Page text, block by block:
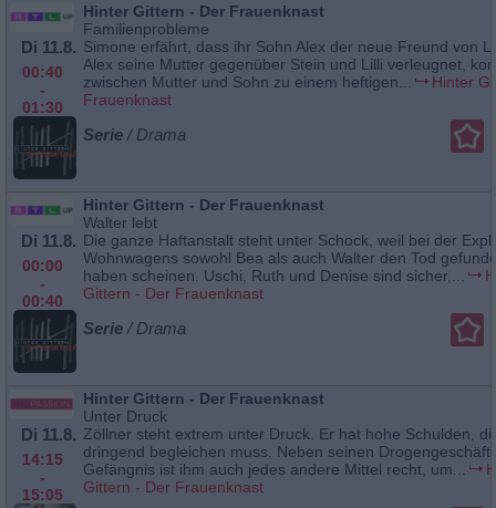
Di 11.8.
00:40
-
01:30
Hinter Gittern - Der Frauenknast
Familienprobleme
Simone erfährt, dass ihr Sohn Alex der neue Freund von
Alex seine Mutter gegenüber Stein und Lilli verleugnet,
zwischen Mutter und Sohn zu einem heftigen...
Hinter
Frauenknast
Serie / Drama
Di 11.8.
00:00
-
00:40
Hinter Gittern - Der Frauenknast
Walter lebt
Die ganze Haftanstalt steht unter Schock, weil bei der
Wohnwagens sowohl Bea als auch Walter den Tod
haben scheinen. Uschi, Ruth und Denise sind sicher,...
Gittern - Der Frauenknast
Serie / Drama
Di 11.8.
14:15
-
15:05
Hinter Gittern - Der Frauenknast
Unter Druck
Zöllner steht extrem unter Druck. Er hat hohe Schulden,
dringend begleichen muss. Neben seinen
Gefängnis ist ihm auch jedes andere Mittel recht, um...
Gittern - Der Frauenknast